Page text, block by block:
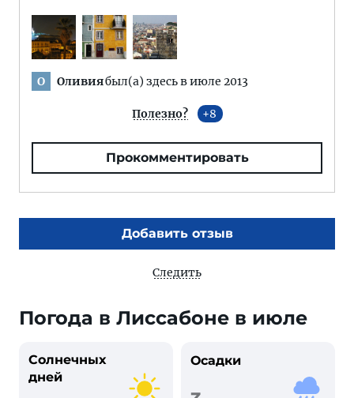
О Оливиябыл(а) здесь в июле 2013
Полезно? 8
Прокомментировать
Добавить отзыв
Следить
Погода в Лиссабоне в июле
Солнечных
дней
Осадки